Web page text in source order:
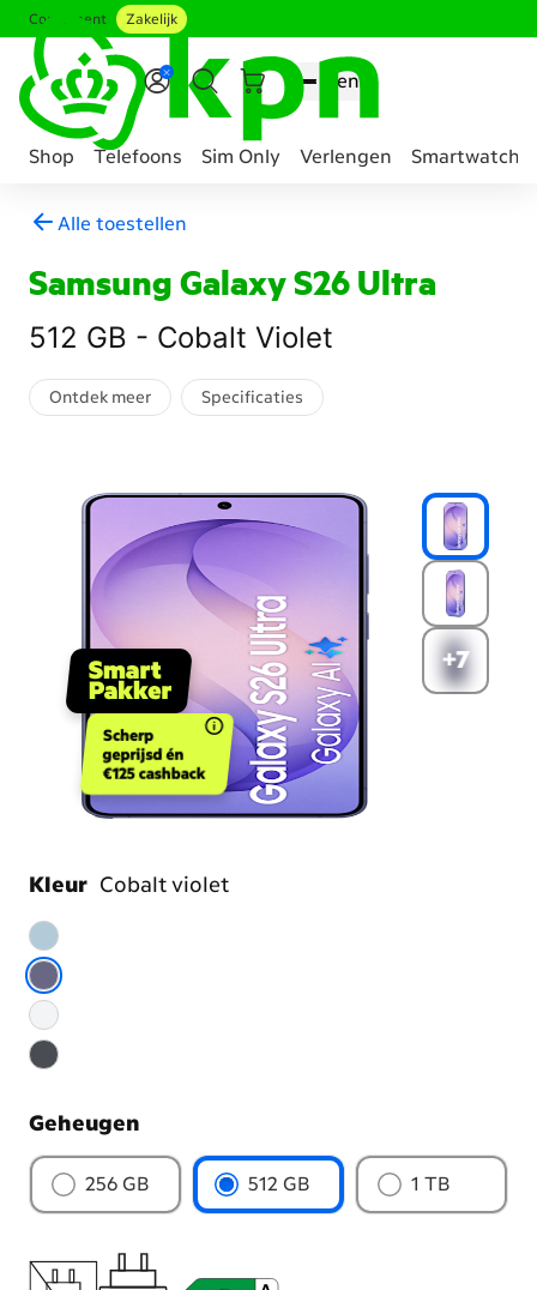
Ga naar hoofdinhoud
Consument Zakelijk
Menu
Shop Telefoons Sim Only Verlengen
naar
telefoon
samenstellen
Alle toestellen
Samsung Galaxy S26 Ultra
512 GB - Cobalt Violet
Ontdek meer Specificaties
+7
Scherp
geprijsd én
€125 cashback
Kleur Cobalt violet
Kies
je
kleur
Geheugen
Kies
het
256 GB 512 GB 1 TB